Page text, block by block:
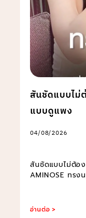
สันชัดแบบไม่
แบบดูแพง
04/08/2026
สันชัดแบบไม่ต้อ
AMINOSE ทรงน
อ่านต่อ >